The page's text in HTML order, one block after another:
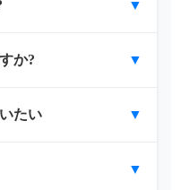
▼
か? ▼
たい ▼
▼